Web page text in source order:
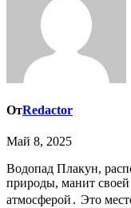
ОтRedactor
Май 8, 2025
Водопад Плакун, расположенный в живописном уголке
природы, манит
атмосферой․ Это